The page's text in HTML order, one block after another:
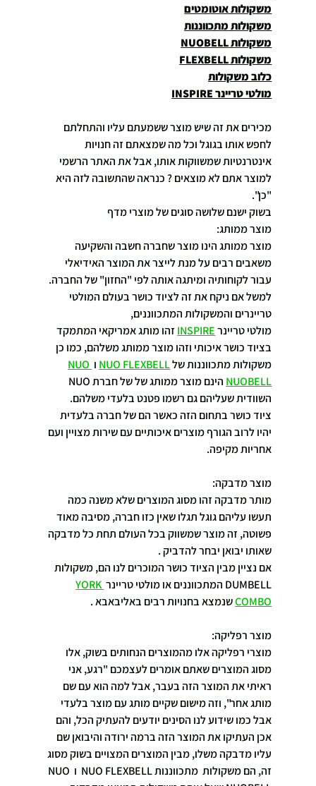
משקולות אוטומטים
משקולות מתכווננות
משקולות NUOBELL
משקולות FLEXBELL
כלוב משקולות
מולטי טריינר INSPIRE
מכירים את זה שיש מוצר ששמעתם עליו והתחלתם
לחפש אותו בגוגל וכל מה שמצאתם זה חנויות
אינטרנטיות שמשווקות אותו, אבל את האתר הרשמי
למוצר אתם לא מוצאים ? כנראה שהתשובה לזה היא
"כן".
בשוק ישנם שלושה סוגים של מוצרי מדף
מוצר ממותג:
מוצר ממותג הינו מוצר שחברה חשבה והשקיעה
משאבים רבים על מנת לייצר את המוצר האידיאלי
עבור לקוחותיה ומיתגה אותה לפי "החזון" של החברה.
למשל אם ניקח את זה לציוד כושר בעולם המולטי
טריינרים והמשקולות המתכווננים,
מולטי טריינר INSPIRE זהו מותג אמריקאי המתמקד
בציוד כושר איכותי וזהו מוצר ממותג משלהם, כמו כן
משקולות מתכווננות של NUO FLEXBELL ו NUO
NUOBELL
השוודית שעליהם גם רשמו פטנט בלעדי משלהם.
ציוד כושר בתחום הזה כאשר הם של חברה בלעדית
יהיו לרוב הגורף מוצרים איכותיים עם שירות מצויין ועם
אחריות מקיפה.
מוצר מדבקה:
מותר מדבקה זהו מסוג המוצרים שלא משנה כמה
תעשו עליהם גוגל תגלו שאין כזו חברה, מסיבה מאוד
פשוטה, זה מוצר שמשווק בכל העולם תחת כל מדבקה
שאותו יבואן יבחר להדביק .
אם נציין מבין הציוד כושר המוכרים לנו הם, משקולות
DUMBELL המתכווננים או מולטי טריינר
YORK
COMBO שנמצא בחנויות רבים באליבאבא .
מוצר רפליקה:
מוצרי רפליקה אלו מהמוצרים הנחותים בשוק, אלו
מסוג המוצרים שאתם אומרים לעצמכם "רגע, אני
ראיתי את המוצר הזה בעבר, אבל למה הוא עם שם
מותג אחר", וזה מישום שקיים מותג עם מוצר בלעדי
אבל כמו שידוע לנו הסינים יודעים להעתיק הכל, והם
אכן העתיקו את המוצר הזה ברמה ירודה והיבואן שם
עליו מדבקה משלו, מבין המוצרים המצויים בשוק מסוג
זה, הם משקולות  מתכווננות NUO FLEXBELL  ו NUO